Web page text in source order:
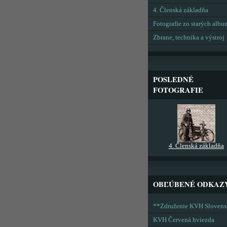
4. Členská základňa
Fotografie zo starých
Zbrane, technika a výstroj
POSLEDNÉ
FOTOGRAFIE
4. Členská základňa
OBĽÚBENÉ
**Združenie KVH
KVH Červená hviezda